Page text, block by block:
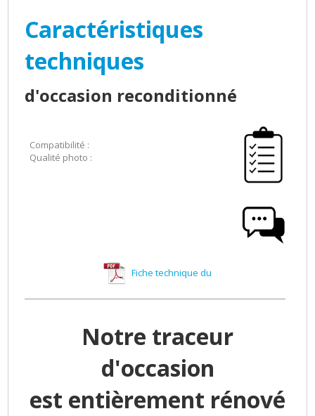
Caractéristiques
techniques
d'occasion reconditionné
Compatibilité :
Qualité photo :
Fiche technique du
Notre traceur
d'occasion
est entièrement rénové